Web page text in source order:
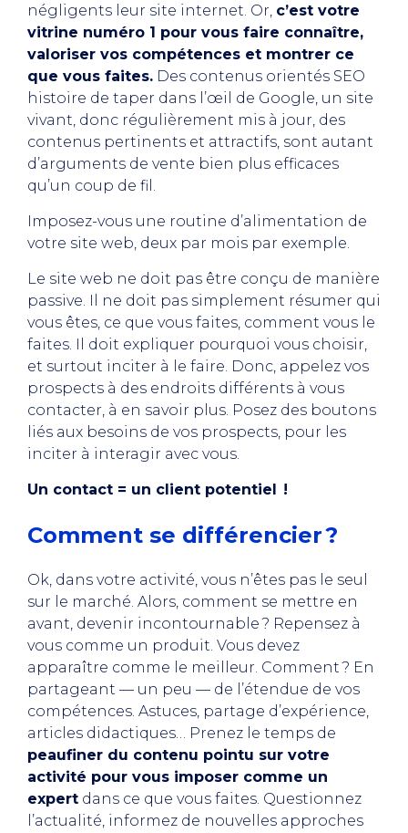
négligents leur site internet. Or, c’est votre
vitrine numéro 1 pour vous faire connaître,
valoriser vos compétences et montrer ce
que vous faites. Des contenus orientés SEO
histoire de taper dans l’œil de Google, un site
vivant, donc régulièrement mis à jour, des
contenus pertinents et attractifs, sont autant
d’arguments de vente bien plus efficaces
qu’un coup de fil.
Imposez-vous une routine d’alimentation de
votre site web, deux par mois par exemple.
Le site web ne doit pas être conçu de manière
passive. Il ne doit pas simplement résumer qui
vous êtes, ce que vous faites, comment vous le
faites. Il doit expliquer pourquoi vous choisir,
et surtout inciter à le faire. Donc, appelez vos
prospects à des endroits différents à vous
contacter, à en savoir plus. Posez des boutons
liés aux besoins de vos prospects, pour les
inciter à interagir avec vous.
Un contact = un client potentiel !
Comment se différencier ?
Ok, dans votre activité, vous n’êtes pas le seul
sur le marché. Alors, comment se mettre en
avant, devenir incontournable ? Repensez à
vous comme un produit. Vous devez
apparaître comme le meilleur. Comment ? En
partageant — un peu — de l’étendue de vos
compétences. Astuces, partage d’expérience,
articles didactiques… Prenez le temps de
peaufiner du contenu pointu sur votre
activité pour vous imposer comme un
expert dans ce que vous faites. Questionnez
l’actualité, informez de nouvelles approches